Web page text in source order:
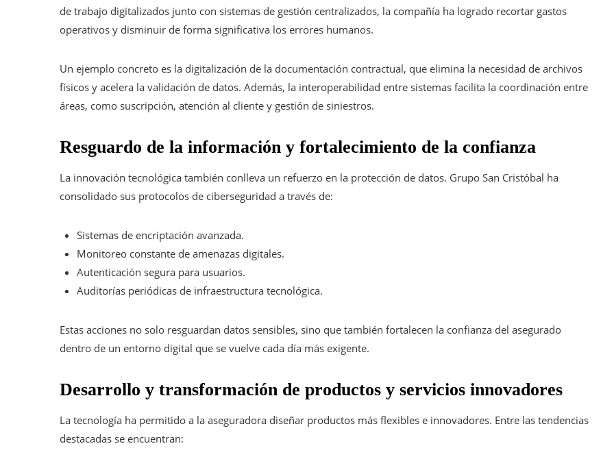
de trabajo digitalizados junto con sistemas de gestión centralizados, la compañía ha logrado recortar gastos
operativos y disminuir de forma significativa los errores humanos.
Un ejemplo concreto es la digitalización de la documentación contractual, que elimina la necesidad de archivos
físicos y acelera la validación de datos. Además, la interoperabilidad entre sistemas facilita la coordinación entre
áreas, como suscripción, atención al cliente y gestión de siniestros.
Resguardo de la información y fortalecimiento de la confianza
La innovación tecnológica también conlleva un refuerzo en la protección de datos. Grupo San Cristóbal ha
consolidado sus protocolos de ciberseguridad a través de:
Sistemas de encriptación avanzada.
Monitoreo constante de amenazas digitales.
Autenticación segura para usuarios.
Auditorías periódicas de infraestructura tecnológica.
Estas acciones no solo resguardan datos sensibles, sino que también fortalecen la confianza del asegurado
dentro de un entorno digital que se vuelve cada día más exigente.
Desarrollo y transformación de productos y servicios innovadores
La tecnología ha permitido a la aseguradora diseñar productos más flexibles e innovadores. Entre las tendencias
destacadas se encuentran: